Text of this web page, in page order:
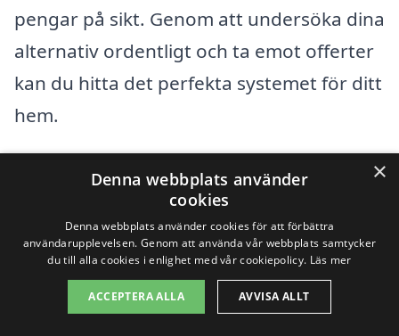
pengar på sikt. Genom att undersöka dina
alternativ ordentligt och ta emot offerter
kan du hitta det perfekta systemet för ditt
hem.
Få 3 erbjudanden, gratis och utan
Sök efter en
×
Denna webbplats använder
cookies
Denna webbplats använder cookies för att förbättra
användarupplevelsen. Genom att använda vår webbplats samtycker
du till alla cookies i enlighet med vår cookiepolicy. Läs mer
ACCEPTERA ALLA AVVISA ALLT